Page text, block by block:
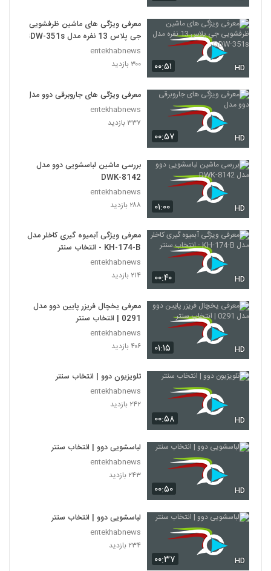
۰۰:۵۱ HD
معرفی ویژگی های ماشین ظرفشویی
جی پلاس 13 نفره مدل GDW-351s
entekhabnews
۳۰۰ بازدید
۰۰:۵۷ HD
معرفی ویژگی های جاروبرقی دوو مدل
entekhabnews
۳۳۷ بازدید
۰۱:۰۰ HD
بررسی ماشین لباسشویی دوو مدل
DWK-8142
entekhabnews
۲۸۸ بازدید
۰۰:۴۰ HD
معرفی ویژگی آبمیوه گیری کاخلر مدل
KH-174-B - انتخاب سنتر
entekhabnews
۲۱۴ بازدید
۰۱:۱۵ HD
معرفی یخچال فریزر پایین دوو مدل
0291 | انتخاب سنتر
entekhabnews
۴۰۶ بازدید
۰۰:۵۸ HD
تلویزیون دوو | انتخاب سنتر
entekhabnews
۲۴۲ بازدید
۰۰:۵۰ HD
لباسشویی دوو | انتخاب سنتر
entekhabnews
۲۴۳ بازدید
۰۰:۳۷ HD
لباسشویی دوو | انتخاب سنتر
entekhabnews
۲۳۴ بازدید